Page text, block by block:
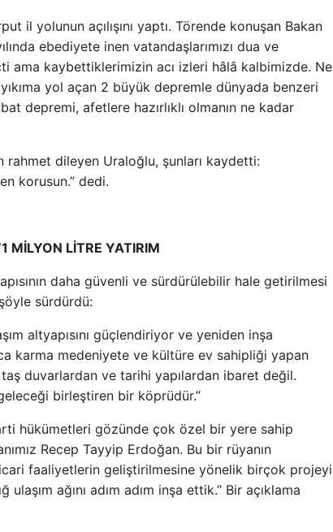
il yolunun açılışını yaptı. Törende konuşan Bakan
ebediyete inen vatandaşlarımızı dua ve
ama kaybettiklerimizin acı izleri hâlâ kalbimizde. Ne
yol açan 2 büyük depremle dünyada benzeri
depremi, afetlere hazırlıklı olmanın ne kadar
rahmet dileyen Uraloğlu, şunları kaydetti:
korusun.” dedi.
MİLYON LİTRE YATIRIM
daha güvenli ve sürdürülebilir hale getirilmesi
sürdürdü:
altyapısını güçlendiriyor ve yeniden inşa
karma medeniyete ve kültüre ev sahipliği yapan
duvarlardan ve tarihi yapılardan ibaret değil.
birleştiren bir köprüdür.”
hükümetleri gözünde çok özel bir yere sahip
Recep Tayyip Erdoğan. Bu bir rüyanın
faaliyetlerin geliştirilmesine yönelik birçok projeyi
ağını adım adım inşa ettik.” Bir açıklama